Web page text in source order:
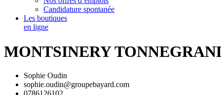
Candidature spontanée
Les boutiques
en ligne
MONTSINERY
Sophie Oudin
sophie.oudin@groupebayard.com